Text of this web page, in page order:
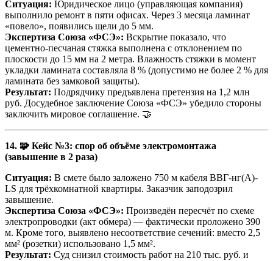
Ситуация: Юридическое лицо (управляющая компания)
выполнило ремонт в пяти офисах. Через 3 месяца ламинат
«повело», появились щели до 5 мм.
Экспертиза Союза «ФСЭ»: Вскрытие показало, что
цементно-песчаная стяжка выполнена с отклонением по
плоскости до 15 мм на 2 метра. Влажность стяжки в момент
укладки ламината составляла 8 % (допустимо не более 2 % для
ламината без замковой защиты).
Результат: Подрядчику предъявлена претензия на 1,2 млн
руб. Досудебное заключение Союза «ФСЭ» убедило стороны
заключить мировое соглашение. 🤝
14. 🧩 Кейс №3: спор об объёме электромонтажа
(завышение в 2 раза)
Ситуация: В смете было заложено 750 м кабеля ВВГ-нг(А)-
LS для трёхкомнатной квартиры. Заказчик заподозрил
завышение.
Экспертиза Союза «ФСЭ»: Произведён пересчёт по схеме
электропроводки (акт обмера) — фактически проложено 390
м. Кроме того, выявлено несоответствие сечений: вместо 2,5
мм² (розетки) использовано 1,5 мм².
Результат: Суд снизил стоимость работ на 210 тыс. руб. и